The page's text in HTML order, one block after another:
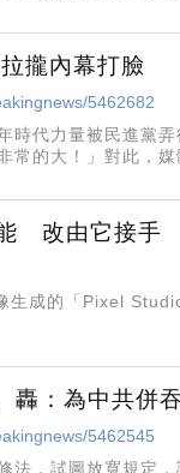
攏內幕打臉
5462682
時代力量被民進黨
的大！」對此，媒
改由它接手
成的「Pixel
轟：為中共併
5462545
法，試圖放寬規定